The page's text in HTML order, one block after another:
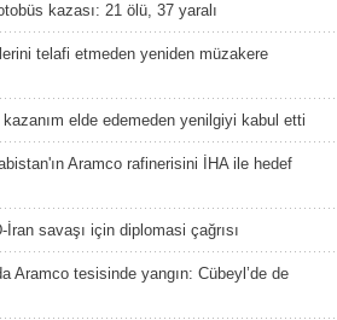
kazası: 21 ölü, 37 yaralı
telafi etmeden yeniden müzakere
elde edemeden yenilgiyi kabul etti
Aramco rafinerisini İHA ile hedef
İran savaşı için diplomasi çağrısı
Aramco tesisinde yangın: Cübeyl’de de